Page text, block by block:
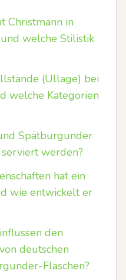
Christmann in
welche Stilistik
(Ullage) bei
welche Kategorien
Spätburgunder
werden?
hat ein
wie entwickelt er
den
deutschen
Flaschen?